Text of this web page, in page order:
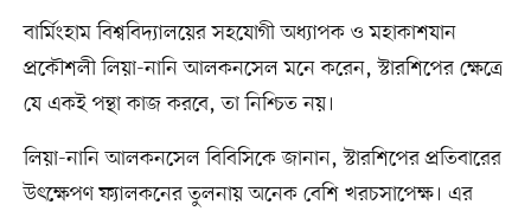
বার্মিংহাম বিশ্ববিদ্যালয়ের সহযোগী অধ্যাপক ও মহাকাশযান
প্রকৌশলী লিয়া-নানি আলকনসেল মনে করেন, স্টারশিপের ক্ষেত্রে
যে একই পন্থা কাজ করবে, তা নিশ্চিত নয়।
লিয়া-নানি আলকনসেল বিবিসিকে জানান, স্টারশিপের প্রতিবারের
উৎক্ষেপণ ফ্যালকনের তুলনায় অনেক বেশি খরচসাপেক্ষ। এর